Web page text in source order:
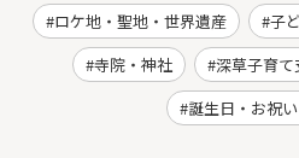
ロケ地・聖地・世界遺産
子
寺院・神社
深草子育て
誕生日・お祝